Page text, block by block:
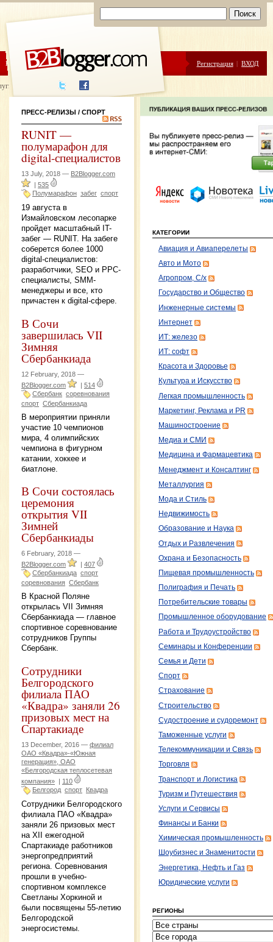
ЦЕНЫ ПОМОЩЬ Регистрация | ВХОД
написания
ПРЕСС-РЕЛИЗЫ / СПОРТ
RUNIT —
полумарафон для
digital-специалистов
13 July, 2018 — B2Blogger.com
| 535
Полумарафон забег спорт
19 августа в
Измайловском лесопарке
пройдет масштабный IT-
забег — RUNIT. На забеге
соберется более 1000
digital-специалистов:
разработчики, SEO и PPC-
специалисты, SMM-
менеджеры и все, кто
причастен к digital-сфере.
В Сочи
завершилась VII
Зимняя
Сбербанкиада
12 February, 2018 —
B2Blogger.com
| 514
Сбербанк соревнования
спорт Сбербанкиада
В мероприятии приняли
участие 10 чемпионов
мира, 4 олимпийских
чемпиона в фигурном
катании, хоккее и
биатлоне.
В Сочи состоялась
церемония
открытия VII
Зимней
Сбербанкиады
6 February, 2018 —
B2Blogger.com
407
Сбербанкиада спорт
соревнования Сбербанк
В Красной Поляне
открылась VII Зимняя
Сбербанкиада — главное
спортивное соревнование
сотрудников Группы
Сбербанк.
Сотрудники
Белгородского
филиала ПАО
«Квадра» заняли 26
призовых мест на
Спартакиаде
13 December, 2016 — филиал
ОАО «Квадра»-«Южная
генерация», ОАО
«Белгородская теплосетевая
компания» | 110
Белгород спорт Квадра
Сотрудники Белгородского
филиала ПАО «Квадра»
заняли 26 призовых мест
на XII ежегодной
Спартакиаде работников
энергопредприятий
региона. Соревнования
прошли в учебно-
спортивном комплексе
Светланы Хоркиной и
были посвящены 55-летию
Белгородской
энергосистемы.
КАТЕГОРИИ
Авиация и Авиаперелеты
Авто и Мото
Агропром, С/х
Государство и Общество
Инженерные системы
Интернет
ИТ: железо
ИТ: софт
Красота и Здоровье
Культура и Искусство
Легкая промышленность
Маркетинг, Реклама и PR
Машиностроение
Медиа и СМИ
Медицина и Фармацевтика
Менеджмент и Консалтинг
Металлургия
Мода и Стиль
Недвижимость
Образование и Наука
Отдых и Развлечения
Охрана и Безопасность
Пищевая промышленность
Полиграфия и Печать
Потребительские товары
Промышленное оборудование
Работа и Трудоустройство
Семинары и Конференции
Семья и Дети
Спорт
Страхование
Строительство
Судостроение и судоремонт
Таможенные услуги
Телекоммуникации и Связь
Торговля
Транспорт и Логистика
Туризм и Путешествия
Услуги и Сервисы
Финансы и Банки
Химическая промышленность
Шоубизнес и Знаменитости
Энергетика, Нефть и Газ
Юридические услуги
РЕГИОНЫ